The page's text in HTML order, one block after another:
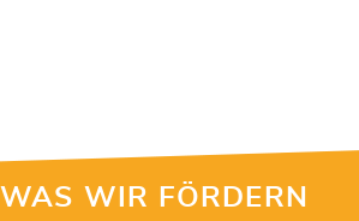
WAS WIR FÖRDERN